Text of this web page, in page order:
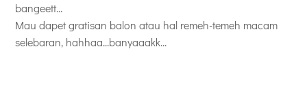
bangeett...
Mau dapet gratisan balon atau hal remeh-temeh macam
selebaran, hahhaa...banyaaakk...